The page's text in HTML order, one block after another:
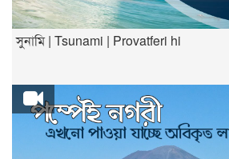
সুনামি | Tsunami | Provatferi hi